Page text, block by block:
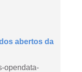
abertos da
opendata-